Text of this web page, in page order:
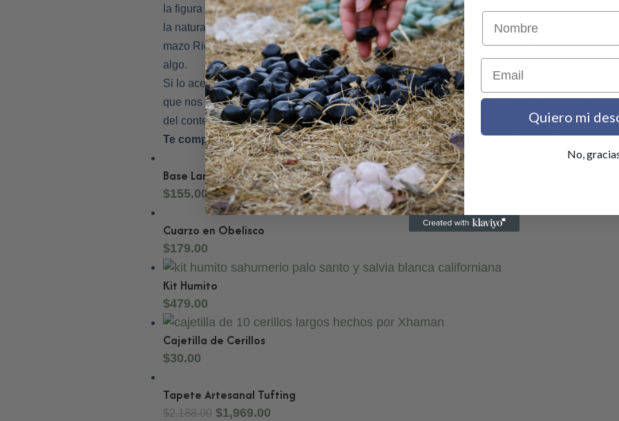
la figura de un perro saltando, en otros un gato o incluso un cocodrilo. El animal simboliza
la naturaleza y el instinto animal del hombre, todo en armonía con el espíritu que actúa por
mazo Rider-Waite es un perro que lo observa y eleva sus patas delanteras, pareciendo
algo.
Si lo aceptamos, El Loco puede traernos ideas frescas y energía para nuevos comienzos. Lo
que nos enseña cualquier oráculo es que ninguna acción o actitud es correcta o incorrecta,
del contexto y de como nos sentimos, confiemos en nuestra intuición.
Te compartimos nuestro catálogo con herramientas que ayuden en tu camino.
Base Larga para Incienso
$155.00
Cuarzo en Obelisco
$179.00
Kit Humito
$479.00
Cajetilla de Cerillos
$30.00
Tapete Artesanal Tufting
$2,188.00 $1,969.00
Nombre
Email
Quiero mi
No,